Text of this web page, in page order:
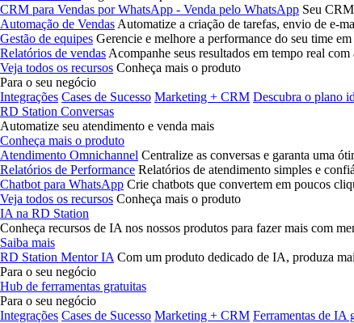
CRM para Vendas por WhatsApp - Venda pelo WhatsApp Seu
Automação de Vendas Automatize a criação de tarefas, envio de e-
Gestão de equipes Gerencie e melhore a performance do seu time
Relatórios de vendas Acompanhe seus resultados em tempo real
Veja todos os recursos Conheça mais o produto
Para o seu negócio
Integrações Cases de Sucesso Marketing + CRM Descubra o plano
RD Station Conversas
Automatize seu atendimento e venda mais
Conheça mais o produto
Atendimento Omnichannel Centralize as conversas e garanta uma
Relatórios de Performance Relatórios de atendimento simples e
Chatbot para WhatsApp Crie chatbots que convertem em poucos
Veja todos os recursos Conheça mais o produto
IA na RD Station
Conheça recursos de IA nos nossos produtos para fazer mais com
Saiba mais
RD Station Mentor IA Com um produto dedicado de IA, produza
Para o seu negócio
Hub de ferramentas gratuitas
Para o seu negócio
Integrações Cases de Sucesso Marketing + CRM Ferramentas de IA